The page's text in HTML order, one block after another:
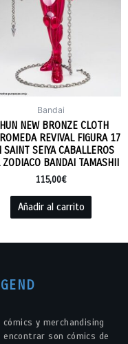
Bandai
NEW BRONZE CLOTH
REVIVAL FIGURA 17
SAINT SEIYA CABALLEROS
ZODIACO BANDAI TAMASHII
115,00€
Añadir al carrito
y merchandising
encontrar son cómics de